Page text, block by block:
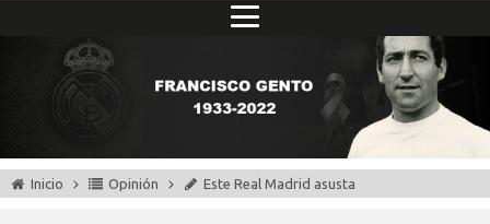
Inicio Opinión Este Real Madrid asusta